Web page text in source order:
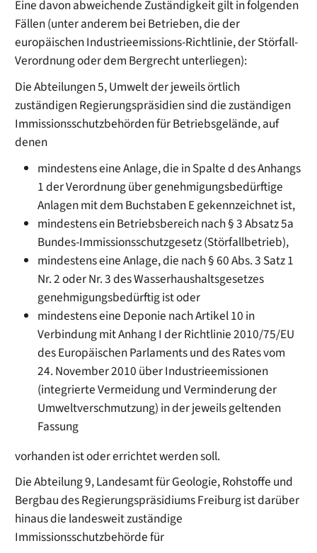
Eine davon abweichende Zuständigkeit gilt in folgenden
Fällen (unter anderem bei Betrieben, die der
europäischen Industrieemissions-Richtlinie, der Störfall-
Verordnung oder dem Bergrecht unterliegen):
Die Abteilungen 5, Umwelt der jeweils örtlich
zuständigen Regierungspräsidien sind die zuständigen
Immissionsschutzbehörden für Betriebsgelände, auf
denen
mindestens eine Anlage, die in Spalte d des Anhangs
1 der Verordnung über genehmigungsbedürftige
Anlagen mit dem Buchstaben E gekennzeichnet ist,
mindestens ein Betriebsbereich nach § 3 Absatz 5a
Bundes-Immissionsschutzgesetz (Störfallbetrieb),
mindestens eine Anlage, die nach § 60 Abs. 3 Satz 1
Nr. 2 oder Nr. 3 des Wasserhaushaltsgesetzes
genehmigungsbedürftig ist oder
mindestens eine Deponie nach Artikel 10 in
Verbindung mit Anhang I der Richtlinie 2010/75/EU
des Europäischen Parlaments und des Rates vom
24. November 2010 über Industrieemissionen
(integrierte Vermeidung und Verminderung der
Umweltverschmutzung) in der jeweils geltenden
Fassung
vorhanden ist oder errichtet werden soll.
Die Abteilung 9, Landesamt für Geologie, Rohstoffe und
Bergbau des Regierungspräsidiums Freiburg ist darüber
hinaus die landesweit zuständige
Immissionsschutzbehörde für